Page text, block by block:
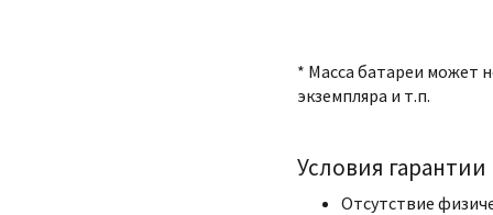
* Масса батареи может
экземпляра и т.п.
Условия гарантии
Отсутствие